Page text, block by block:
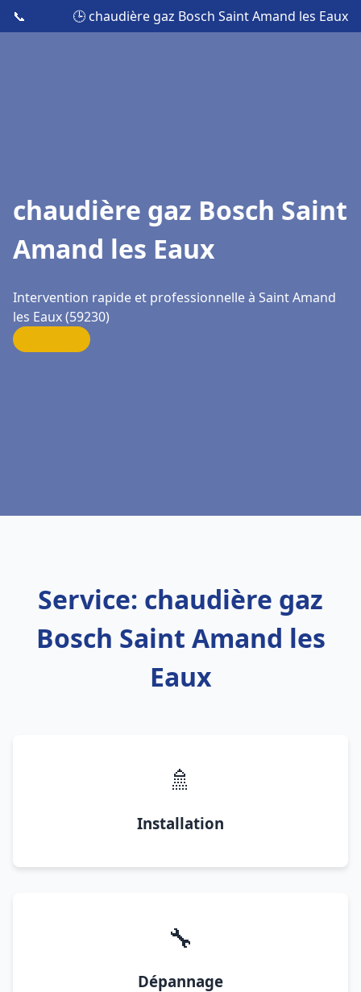
📞 🕒 chaudière gaz Bosch Saint Amand les Eaux
chaudière gaz Bosch Saint
Amand les Eaux
Intervention rapide et professionnelle à Saint Amand
les Eaux (59230)
Service: chaudière gaz
Bosch Saint Amand les
Eaux
🚿
Installation
🔧
Dépannage